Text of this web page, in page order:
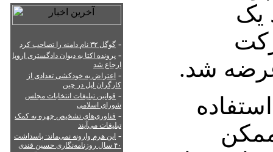
- گوگل ۳۲ نام دامنه را تصاحب کرد
- پرونده اکتا به دیوان دادگستری اروپا
ارجاع شد
- اعتراض به خودکشی تعدادی از
کارگران اپل در چین
- قوانین تبلیغات انتخابات مجلس
شورای اسلامی
- فناوری‌های تشخیص چهره به کمک
تبلیغات می‌آیند
- این هرم وارونه نمی‌ماند: پاسداشت
۴۰ سال روزنامه‌نگاری حسین قندی
یک